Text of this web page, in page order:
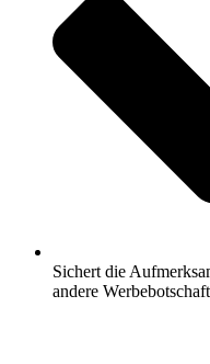
Sichert die
andere